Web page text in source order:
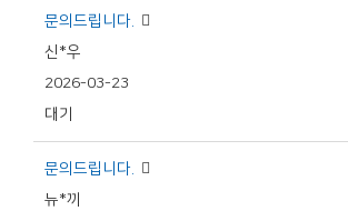
문의드립니다.
신*우
2026-03-23
대기
문의드립니다.
뉴*끼